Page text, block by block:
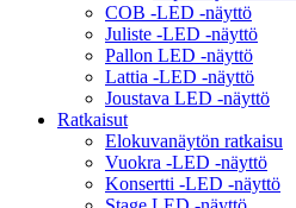
COB -LED -näyttö
Juliste -LED -näyttö
Pallon LED -näyttö
Lattia -LED -näyttö
Joustava LED -näyttö
Ratkaisut
Elokuvanäytön ratkaisu
Vuokra -LED -näyttö
Konsertti -LED -näyttö